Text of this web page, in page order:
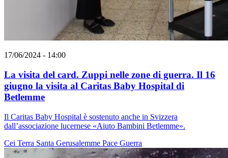
17/06/2024 - 14:00
La visita del card. Zuppi nelle zone di guerra. Il 16
giugno la visita al Caritas Baby Hospital di
Betlemme
Il Caritas Baby Hospital è sostenuto anche in Svizzera
dall’associazione lucernese «Aiuto Bambini Betlemme».
Cei Terra Santa Gerusalemme Pace Guerra